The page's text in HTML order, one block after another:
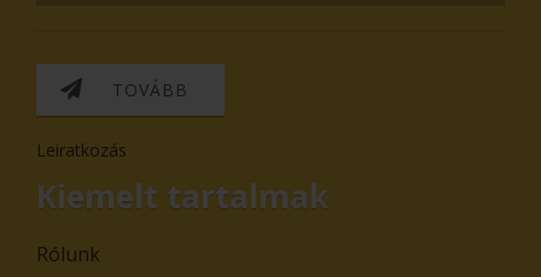
TOVÁBB
Leiratkozás
Kiemelt tartalmak
Rólunk